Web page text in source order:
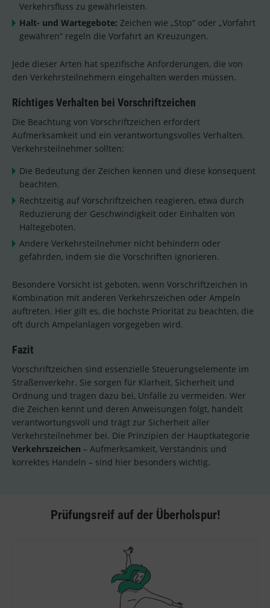
Verkehrsfluss zu gewährleisten.
Halt- und Wartegebote: Zeichen wie „Stop“ oder „Vorfahrt
gewähren“ regeln die Vorfahrt an Kreuzungen.
Jede dieser Arten hat spezifische Anforderungen, die von
den Verkehrsteilnehmern eingehalten werden müssen.
Richtiges Verhalten bei Vorschriftzeichen
Die Beachtung von Vorschriftzeichen erfordert
Aufmerksamkeit und ein verantwortungsvolles Verhalten.
Verkehrsteilnehmer sollten:
Die Bedeutung der Zeichen kennen und diese konsequent
beachten.
Rechtzeitig auf Vorschriftzeichen reagieren, etwa durch
Reduzierung der Geschwindigkeit oder Einhalten von
Haltegeboten.
Andere Verkehrsteilnehmer nicht behindern oder
gefährden, indem sie die Vorschriften ignorieren.
Besondere Vorsicht ist geboten, wenn Vorschriftzeichen in
Kombination mit anderen Verkehrszeichen oder Ampeln
auftreten. Hier gilt es, die höchste Priorität zu beachten, die
oft durch Ampelanlagen vorgegeben wird.
Fazit
Vorschriftzeichen sind essenzielle Steuerungselemente im
Straßenverkehr. Sie sorgen für Klarheit, Sicherheit und
Ordnung und tragen dazu bei, Unfälle zu vermeiden. Wer
die Zeichen kennt und deren Anweisungen folgt, handelt
verantwortungsvoll und trägt zur Sicherheit aller
Verkehrsteilnehmer bei. Die Prinzipien der Hauptkategorie
Verkehrszeichen – Aufmerksamkeit, Verständnis und
korrektes Handeln – sind hier besonders wichtig.
Prüfungsreif auf der Überholspur!